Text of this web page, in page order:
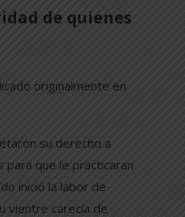
de quienes
originalmente en
su derecho a
para que le practicaran
inició la labor de
vientre carecía de